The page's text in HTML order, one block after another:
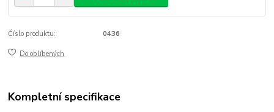
Číslo produktu: 0436
Do oblíbených
Kompletní specifikace